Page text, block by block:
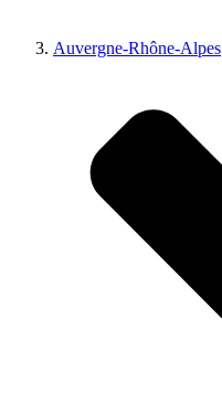
Auvergne-Rhône-Alpes